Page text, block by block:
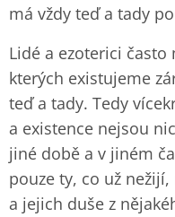
má vždy teď a tady
Lidé a ezoterici
kterých existujeme
teď a tady. Tedy
a existence nejsou
jiné době a v jiném
pouze ty, co už
a jejich duše z